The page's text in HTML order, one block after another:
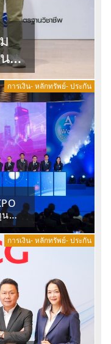
-การเงิน- หลักทรัพย์- ประกัน
น
เงิน
การเงิน- หลักทรัพย์- ประกัน